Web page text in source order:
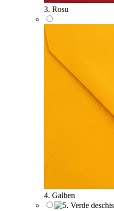
3. Rosu
4. Galben